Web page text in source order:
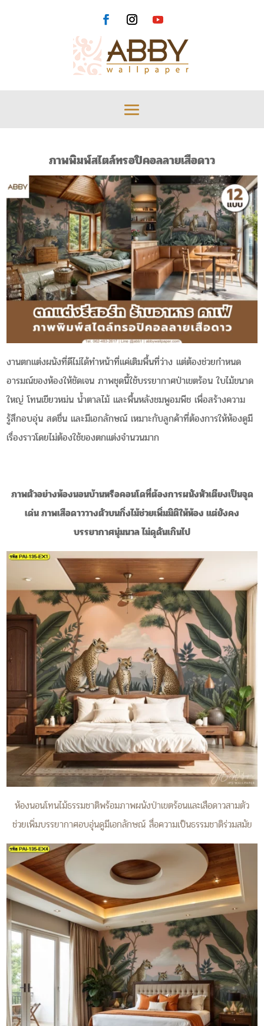
ภาพพิมพ์สไตล์ทรอปิคอลลายเสือดาว
งานตกแต่งผนังที่ดีไม่ได้ทำหน้าที่แค่เติมพื้นที่ว่าง แต่ต้องช่วยกำหนด
อารมณ์ของห้องให้ชัดเจน ภาพชุดนี้ใช้บรรยากาศป่าเขตร้อน ใบไม้ขนาด
ใหญ่ โทนเขียวหม่น น้ำตาลไม้ และพื้นหลังชมพูอมพีช เพื่อสร้างความ
รู้สึกอบอุ่น สดชื่น และมีเอกลักษณ์ เหมาะกับลูกค้าที่ต้องการให้ห้องดูมี
เรื่องราวโดยไม่ต้องใช้ของตกแต่งจำนวนมาก
ภาพตัวอย่างห้องนอนบ้านหรือคอนโดที่ต้องการผนังหัวเตียงเป็นจุด
เด่น ภาพเสือดาววางตัวบนกิ่งไม้ช่วยเพิ่มมิติให้ห้อง แต่ยังคง
บรรยากาศนุ่มนวล ไม่ดุดันเกินไป
ห้องนอนโทนไม้ธรรมชาติพร้อมภาพผนังป่าเขตร้อนและเสือดาวสามตัว
ช่วยเพิ่มบรรยากาศอบอุ่นดูมีเอกลักษณ์ สื่อความเป็นธรรมชาติร่วมสมัย